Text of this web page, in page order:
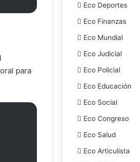
para
Eco Deportes
Eco Finanzas
Eco Mundial
Eco Judicial
Eco Policial
Eco Educación
Eco Social
Eco Congreso
Eco Salud
Eco Articulista